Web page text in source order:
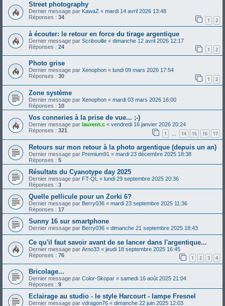
Street photography
Dernier message par KawaZ « mardi 14 avril 2026 13:48
Réponses : 34 1 2
à écouter: le retour en force du tirage argentique
Dernier message par Scribouille « dimanche 12 avril 2026 12:17
Réponses : 24 1 2
Photo grise
Dernier message par Xenophon « lundi 09 mars 2026 17:54
Réponses : 30 1 2
Zone système
Dernier message par Xenophon « mardi 03 mars 2026 16:00
Réponses : 10
Vos conneries à la prise de vue... ;-)
Dernier message par laurent.c « vendredi 16 janvier 2026 20:24
Réponses : 321 1 … 14 15 16 17
Retours sur mon retour à la photo argentique (depuis un an)
Dernier message par Premium91 « mardi 23 décembre 2025 18:38
Réponses : 5
Résultats du Cyanotype day 2025
Dernier message par FT-QL « lundi 29 septembre 2025 20:36
Réponses : 3
Quelle pellicule pour un Zorki 6?
Dernier message par Berry036 « mardi 23 septembre 2025 11:36
Réponses : 17
Sunny 16 sur smartphone
Dernier message par Berry036 « dimanche 21 septembre 2025 18:43
Ce qu'il faut savoir avant de se lancer dans l'argentique...
Dernier message par Arno33 « jeudi 18 septembre 2025 16:45
Réponses : 76 1 2 3 4
Bricolage...
Dernier message par Color-Skopar « samedi 16 août 2025 21:04
Réponses : 9
Eclairage au studio - le style Harcourt - lampe Fresnel
Dernier message par vdragon76 « dimanche 22 juin 2025 12:03